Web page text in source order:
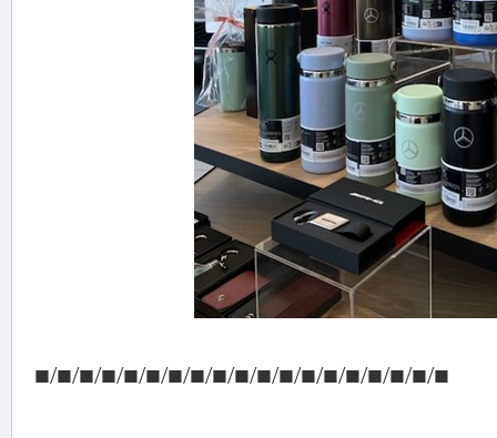
■/■/■/■/■/■/■/■/■/■/■/■/■/■/■/■/■/■/■